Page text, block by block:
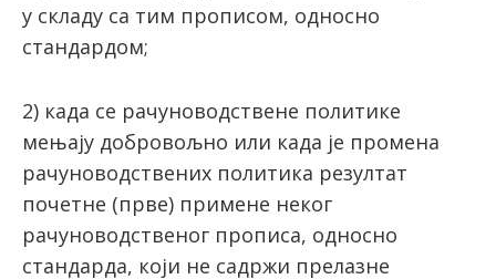
у складу са тим прописом, односно
стандардом;
2) када се рачуноводствене политике
мењају добровољно или када је промена
рачуноводствених политика резултат
почетне (прве) примене неког
рачуноводственог прописа, односно
стандарда, који не садржи прелазне